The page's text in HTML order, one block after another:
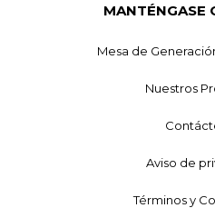
MANTÉNGASE
Mesa de
Nuestros
Aviso de
Términos y